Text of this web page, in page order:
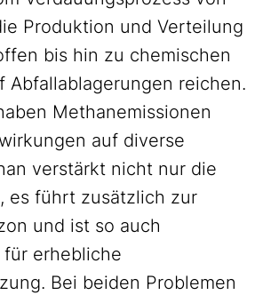
Produktion und Verteilung
bis hin zu chemischen
Abfallablagerungen reichen.
Methanemissionen
auf diverse
verstärkt nicht nur die
es führt zusätzlich zur
und ist so auch
erhebliche
Bei beiden Problemen